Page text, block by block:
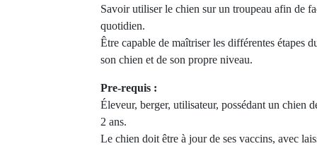
Savoir utiliser le chien sur un troupeau afin de
quotidien.
Être capable de maîtriser les différentes étapes
son chien et de son propre niveau.
Pre-requis :
Éleveur, berger, utilisateur, possédant un chien
2 ans.
Le chien doit être à jour de ses vaccins, avec